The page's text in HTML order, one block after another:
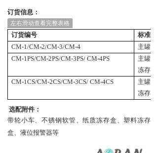
订货信息：
左右滑动查看完整表格
订货编号
标准配
CM-1/CM-2/CM-3/CM-4
主罐
CM-1PS/CM-2PS/CM-3PS/ CM-4PS
主罐
冻存盒
CM-1CS/CM-2CS/CM-3CS/ CM-4CS
主罐
冻存盒
选配附件：
带轮小车、不锈钢软管、纸质冻存盒、塑料冻存
盒、液位报警器等